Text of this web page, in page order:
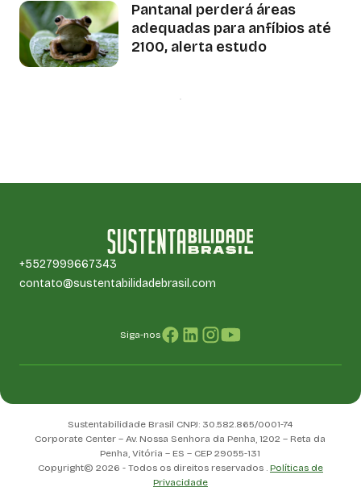
Pantanal perderá áreas
adequadas para anfíbios até
2100, alerta estudo
+5527999667343
contato@sustentabilidadebrasil.com
Siga-nos
Sustentabilidade Brasil CNPJ: 30.582.865/0001-74
Corporate Center – Av. Nossa Senhora da Penha, 1202 – Reta da
Penha, Vitória – ES – CEP 29055-131
Copyright© 2026 - Todos os direitos reservados . Políticas de
Privacidade